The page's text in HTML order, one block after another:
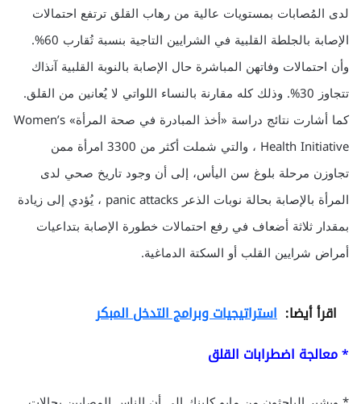
لدى المُصابات بمستويات عالية من رهاب القلق ترتفع احتمالات
الإصابة بالجلطة القلبية في الشرايين التاجية بنسبة تُقارب 60%.
وأن احتمالات وفاتهن المباشرة حال الإصابة بالنوبة القلبية آنذاك
تتجاوز 30%. وذلك كله مقارنة بالنساء اللواتي لا يُعانين من القلق.
كما أشارت نتائج دراسة «أخذ المبادرة في صحة المرأة» Women’s
Health Initiative ، والتي شملت أكثر من 3300 امرأة ممن
تجاوزن مرحلة بلوغ سن اليأس، إلى أن وجود تاريخ صحي لدى
المرأة بالإصابة بحالة نوبات الذعر panic attacks ، يُؤدي إلى زيادة
بمقدار ثلاثة أضعاف في رفع احتمالات خطورة الإصابة بتداعيات
أمراض شرايين القلب أو السكتة الدماغية.
اقرأ أيضا: استراتيجيات وبرامج التدخل المبكر
* معالجة اضطرابات القلق